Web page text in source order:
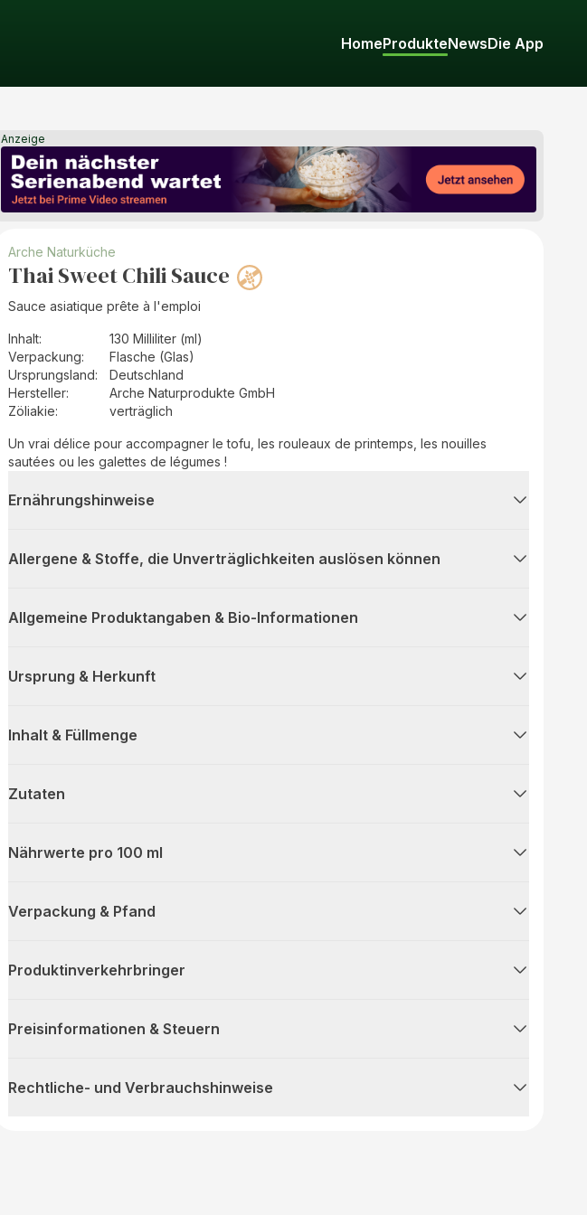
HomeProdukteNewsDie App
Anzeige
Arche Naturküche
Thai Sweet Chili Sauce
Sauce asiatique prête à l'emploi
Inhalt:
130 Milliliter (ml)
Verpackung:
Flasche (Glas)
Ursprungsland:
Deutschland
Hersteller:
Arche Naturprodukte GmbH
Zöliakie:
verträglich
Un vrai délice pour accompagner le tofu, les rouleaux de printemps, les nouilles
sautées ou les galettes de légumes !
Ernährungshinweise
Allergene & Stoffe, die Unverträglichkeiten auslösen können
Allgemeine Produktangaben & Bio-Informationen
Ursprung & Herkunft
Inhalt & Füllmenge
Zutaten
Nährwerte pro 100 ml
Verpackung & Pfand
Produktinverkehrbringer
Preisinformationen & Steuern
Rechtliche- und Verbrauchshinweise